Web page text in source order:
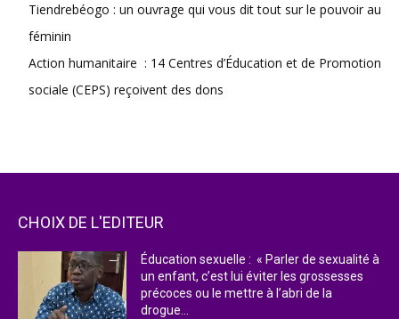
Tiendrebéogo : un ouvrage qui vous dit tout sur le pouvoir au
féminin
Action humanitaire : 14 Centres d’Éducation et de Promotion
sociale (CEPS) reçoivent des dons
CHOIX DE L'EDITEUR
Éducation sexuelle : « Parler de sexualité à
un enfant, c’est lui éviter les grossesses
précoces ou le mettre à l’abri de la
drogue...